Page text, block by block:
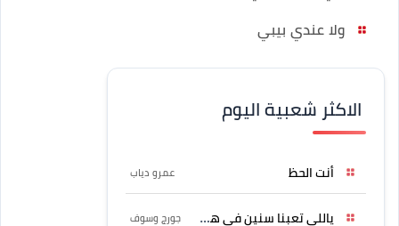
ولا عندي بيبي
الاكثر شعبية اليوم
أنت الحظ عمرو دياب
ياللي تعبنا سنين في هواه جورج وسوف